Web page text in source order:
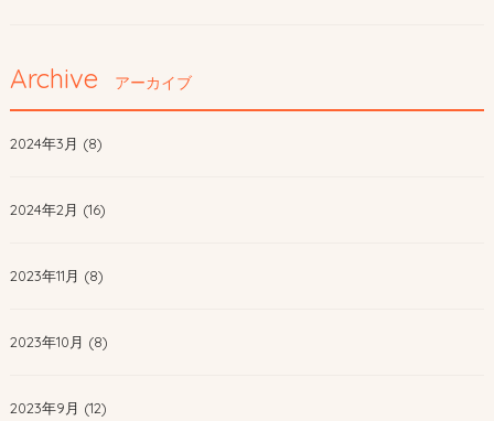
Archive アーカイブ
2024年3月 (8)
2024年2月 (16)
2023年11月 (8)
2023年10月 (8)
2023年9月 (12)